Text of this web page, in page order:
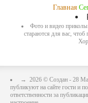
Главная
Фото и видео
стараются для вас, чтоб
→ 2026 © Создан - 28
публикуют на сайте гости и
ответственности за